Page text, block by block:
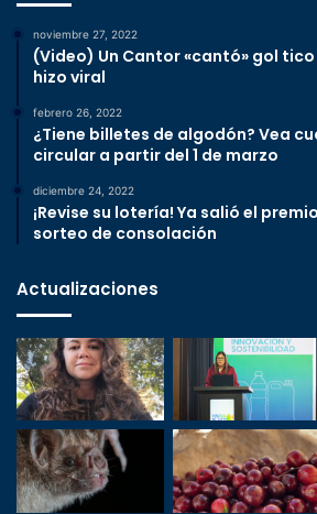
noviembre 27, 2022
(Video) Un Cantor «cantó» gol
hizo viral
febrero 26, 2022
¿Tiene billetes de algodón? Vea
circular a partir del 1 de marzo
diciembre 24, 2022
¡Revise su lotería! Ya salió el
sorteo de consolación
Actualizaciones